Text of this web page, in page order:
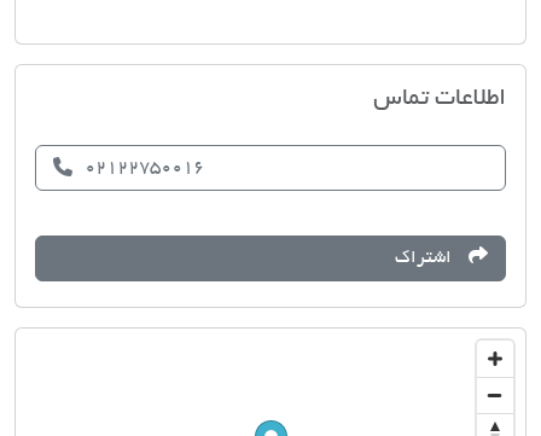
اطلاعات تماس
02122750016
اشتراک